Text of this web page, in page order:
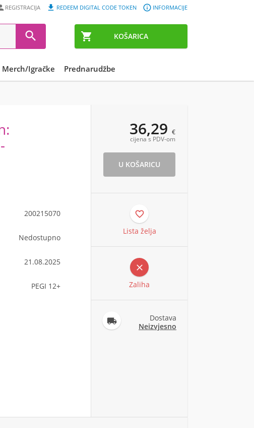
 KOŠARICA
 INFORMACIJE
 REDEEM DIGITAL CODE TOKEN
REGISTRACIJA

Merch/Igračke Prednarudžbe
200215070
Nedostupno
21.08.2025
PEGI 12+
36,29 €
cijena s PDV-om

Lista želja

Zaliha

Dostava
Neizvjesno